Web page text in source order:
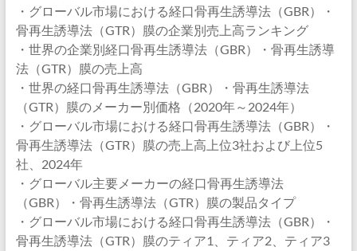
・グローバル市場における経口骨再生誘導法（GBR）・
骨再生誘導法（GTR）膜の企業別売上高ランキング
・世界の企業別経口骨再生誘導法（GBR）・骨再生誘導
法（GTR）膜の売上高
・世界の経口骨再生誘導法（GBR）・骨再生誘導法
（GTR）膜のメーカー別価格（2020年～2024年）
・グローバル市場における経口骨再生誘導法（GBR）・
骨再生誘導法（GTR）膜の売上高上位3社および上位5
社、2024年
・グローバル主要メーカーの経口骨再生誘導法
（GBR）・骨再生誘導法（GTR）膜の製品タイプ
・グローバル市場における経口骨再生誘導法（GBR）・
骨再生誘導法（GTR）膜のティア1、ティア2、ティア3